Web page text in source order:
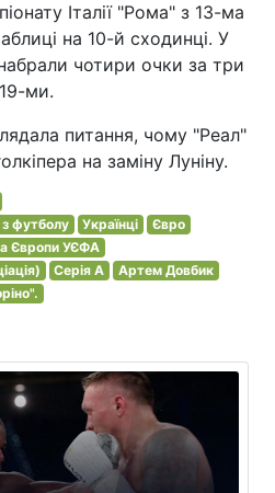
Італії "Рома" з 13-ма
на 10-й сходинці. У
чотири очки за три
ми.
питання, чому "Реал"
на заміну Луніну.
з футболу
Українці
Євро
Європи УЄФА
Серія A
Артем Довбик